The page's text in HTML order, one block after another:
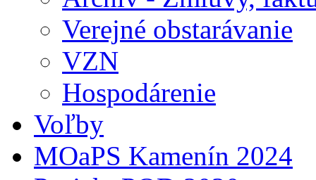
Verejné obstarávanie
VZN
Hospodárenie
Voľby
MOaPS Kamenín 2024